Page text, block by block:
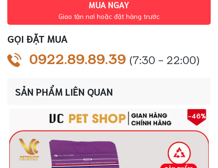
số
lượng
MUA NGAY
Giao tận nơi hoặc đặt hàng trước
GỌI ĐẶT MUA
0922.89.89.39 (7:30 - 22:00)
SẢN PHẨM LIÊN QUAN
-46%